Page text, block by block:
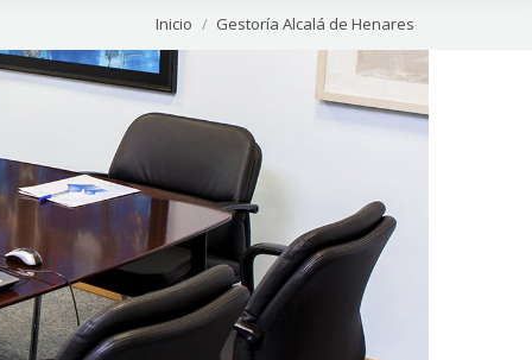
Estás aquí:
Inicio Gestoría Alcalá de Henares